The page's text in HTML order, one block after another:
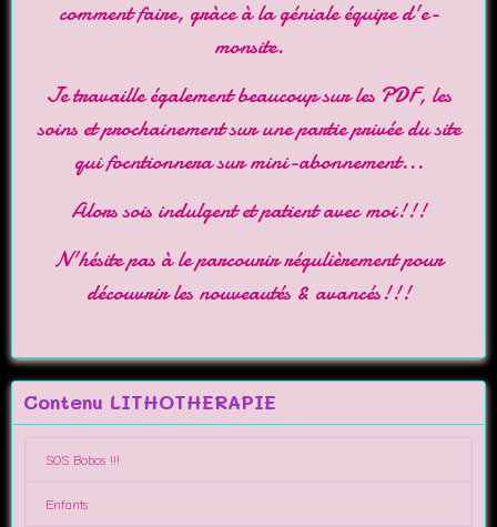
comment faire, gràce à la géniale équipe d'e-
monsite.
Je travaille également beaucoup sur les PDF, les
soins et prochainement sur une partie privée du site
qui focntionnera sur mini-abonnement...
Alors sois indulgent et patient avec moi!!!
N'hésite pas à le parcourir régulièrement pour
découvrir les nouveautés & avancés!!!
Contenu LITHOTHERAPIE
SOS Bobos !!!
Enfants